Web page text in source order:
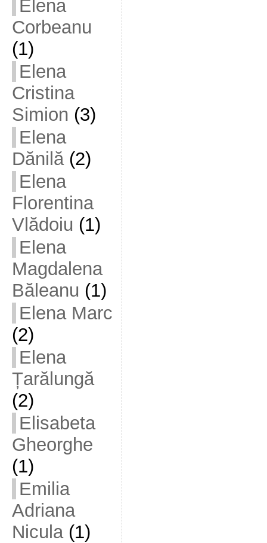
Elena
Corbeanu
(1)
Elena
Cristina
Simion (3)
Elena
Dănilă(2)
Elena
Florentina
Vlădoiu (1)
Elena
Magdalena
Băleanu (1)
Elena Marc
(2)
Elena
Țarălungă
(2)
Elisabeta
Gheorghe
(1)
Emilia
Adriana
Nicula(1)